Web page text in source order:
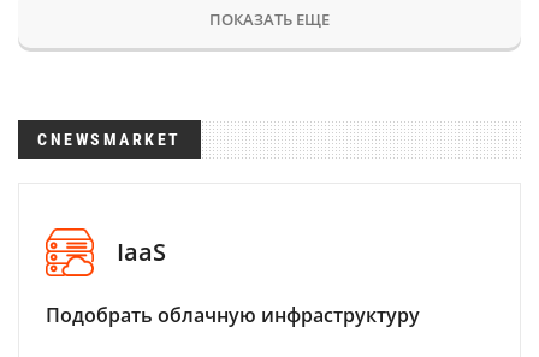
ПОКАЗАТЬ ЕЩЕ
CNEWSMARKET
IaaS
Подобрать облачную инфраструктуру